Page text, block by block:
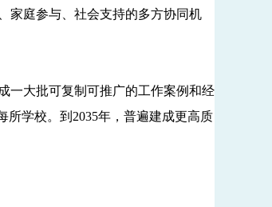
家庭参与、社会支持的多方协同机
大批可复制可推广的工作案例和经
所学校。到2035年，普遍建成更高质